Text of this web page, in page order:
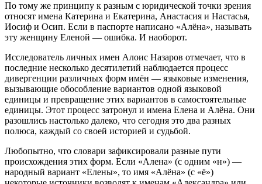
По тому же принципу к разным с юридической точки зрения
относят имена Катерина и Екатерина, Анастасия и Настасья,
Иосиф и Осип. Если в паспорте написано «Алёна», называть
эту женщину Еленой — ошибка. И наоборот.
Исследователь личных имен Алоис Назаров отмечает, что в
последние несколько десятилетий наблюдается процесс
дивергенции различных форм имён — языковые изменения,
вызывающие обособление вариантов одной языковой
единицы и превращение этих вариантов в самостоятельные
единицы. Этот процесс затронул и имена Елена и Алёна. Они
разошлись настолько далеко, что сегодня это два разных
полюса, каждый со своей историей и судьбой.
Любопытно, что словари зафиксировали разные пути
происхождения этих форм. Если «Алена» (с одним «н») —
народный вариант «Елены», то имя «Алёна» (с «ё»)